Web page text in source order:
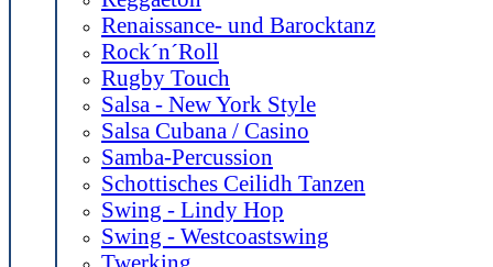
Renaissance- und Barocktanz
Rock´n´Roll
Rugby Touch
Salsa - New York Style
Salsa Cubana / Casino
Samba-Percussion
Schottisches Ceilidh Tanzen
Swing - Lindy Hop
Swing - Westcoastswing